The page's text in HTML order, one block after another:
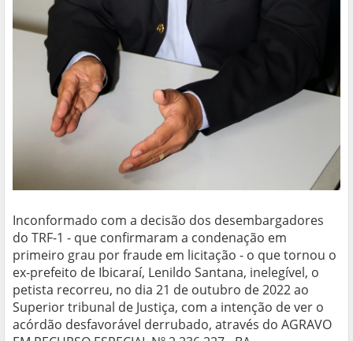
Inconformado com a decisão dos desembargadores
do TRF-1 - que confirmaram a condenação em
primeiro grau por fraude em licitação - o que tornou o
ex-prefeito de Ibicaraí, Lenildo Santana, inelegível, o
petista recorreu, no dia 21 de outubro de 2022 ao
Superior tribunal de Justiça, com a intenção de ver o
acórdão desfavorável derrubado, através do AGRAVO